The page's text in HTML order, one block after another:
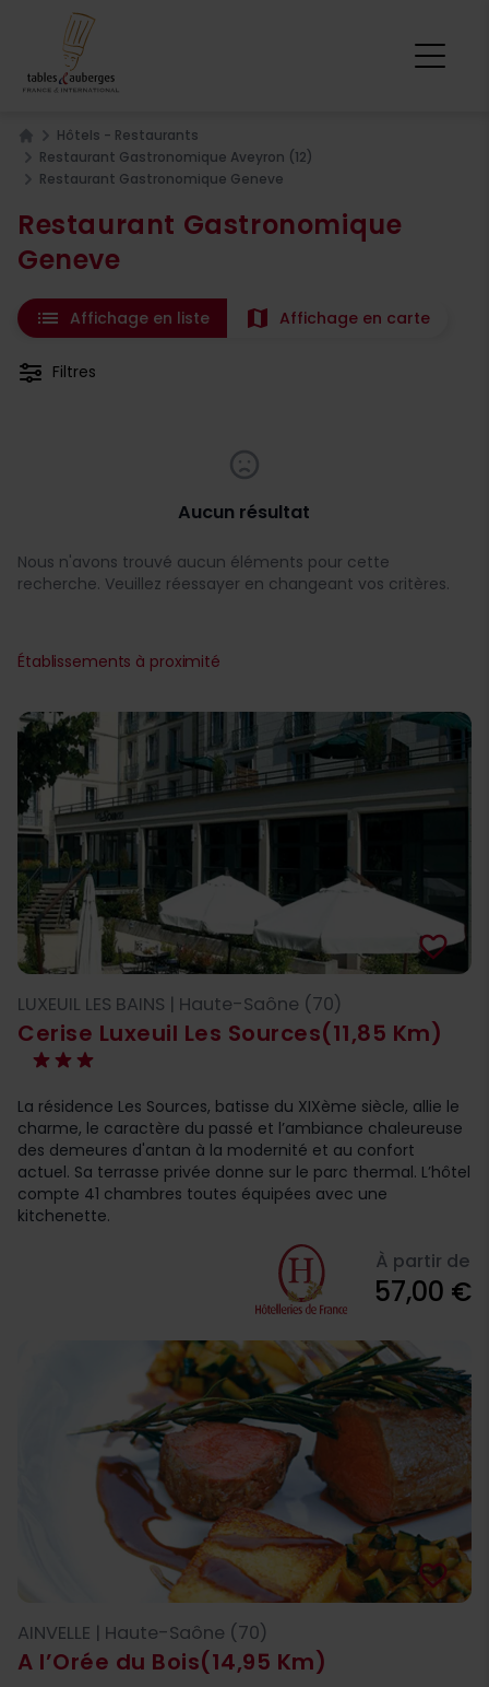
Home
Hôtels - Restaurants
Restaurant Gastronomique Aveyron (12)
Restaurant Gastronomique Geneve
Restaurant Gastronomique
Geneve
list Affichage en liste map Affichage en carte
Filtres
Aucun résultat
Nous n'avons trouvé aucun éléments pour cette
recherche. Veuillez réessayer en changeant vos critères.
Établissements à proximité
Cerise Luxeuil Les Sources(11,85 Km)
favorite_border
LUXEUIL LES BAINS | Haute-Saône (70)
La résidence Les Sources, batisse du XIXème siècle, allie le
charme, le caractère du passé et l’ambiance chaleureuse
des demeures d'antan à la modernité et au confort
actuel. Sa terrasse privée donne sur le parc thermal. L’hôtel
compte 41 chambres toutes équipées avec une
kitchenette.
À partir de
57,00 €
A l’Orée du Bois(14,95 Km)
favorite_border
AINVELLE | Haute-Saône (70)